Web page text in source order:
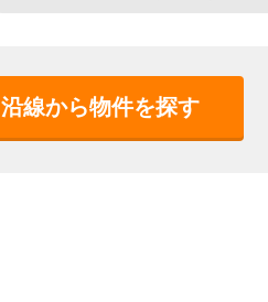
沿線から物件を探す